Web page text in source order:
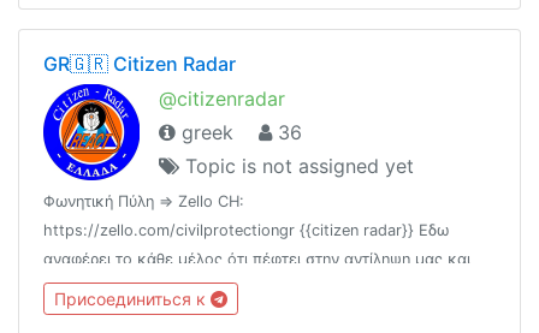
GR🇬🇷 Citizen Radar
@citizenradar
greek
36
Topic is not assigned yet
Φωνητική Πύλη => Zello CH:
https://zello.com/civilprotectiongr {{citizen radar}} Εδω
αναφέρει το κάθε μέλος ότι πέφτει στην αντίληψη μας και
μπορεί να φανεί χρήσιμο στους συμπολίτες μας. Γιατι η
ενημέρωση σώζει ζωές
Присоединиться к